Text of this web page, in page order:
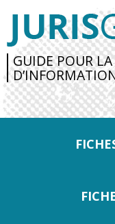
GUIDE POUR LA